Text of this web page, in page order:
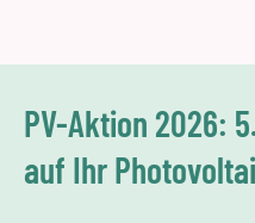
PV-Aktion 2026:
auf Ihr